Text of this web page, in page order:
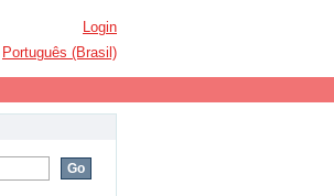
Login
Português (Brasil)